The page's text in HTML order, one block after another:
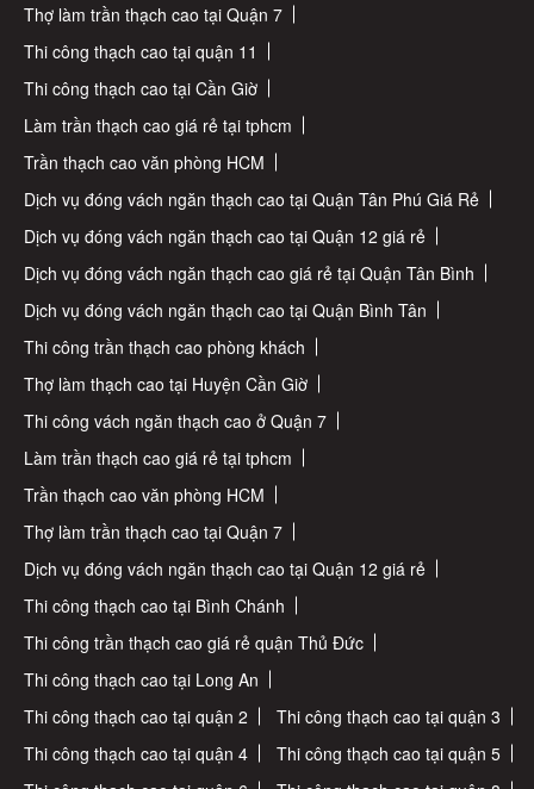
Thợ làm trần thạch cao tại Quận 7
Thi công thạch cao tại quận 11
Thi công thạch cao tại Cần Giờ
Làm trần thạch cao giá rẻ tại tphcm
Trần thạch cao văn phòng HCM
Dịch vụ đóng vách ngăn thạch cao tại Quận Tân Phú Giá Rẻ
Dịch vụ đóng vách ngăn thạch cao tại Quận 12 giá rẻ
Dịch vụ đóng vách ngăn thạch cao giá rẻ tại Quận Tân Bình
Dịch vụ đóng vách ngăn thạch cao tại Quận Bình Tân
Thi công trần thạch cao phòng khách
Thợ làm thạch cao tại Huyện Cần Giờ
Thi công vách ngăn thạch cao ở Quận 7
Làm trần thạch cao giá rẻ tại tphcm
Trần thạch cao văn phòng HCM
Thợ làm trần thạch cao tại Quận 7
Dịch vụ đóng vách ngăn thạch cao tại Quận 12 giá rẻ
Thi công thạch cao tại Bình Chánh
Thi công trần thạch cao giá rẻ quận Thủ Đức
Thi công thạch cao tại Long An
Thi công thạch cao tại quận 2
Thi công thạch cao tại quận 3
Thi công thạch cao tại quận 4
Thi công thạch cao tại quận 5